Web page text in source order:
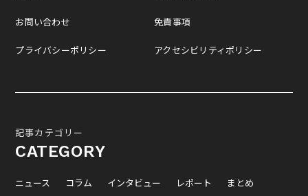
お問い合わせ
プライバシーポリシー
免責事項
アクセシビリティポリシー
記事カテゴリー
CATEGORY
ニュース コラム インタビュー レポート
まとめ